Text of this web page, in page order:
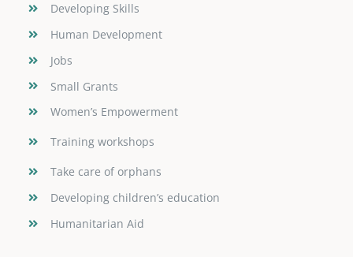
Developing Skills
Human Development
Jobs
Small Grants
Women’s Empowerment
Training workshops
Take care of orphans
Developing children’s education
Humanitarian Aid